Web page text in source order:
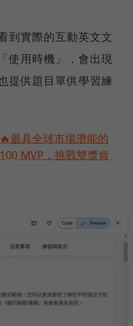
到實際的互動英文文
使用時機」，會出現
提供題目單供學習練
最具全球市場潛能的
MVP，挑戰雙獎肯